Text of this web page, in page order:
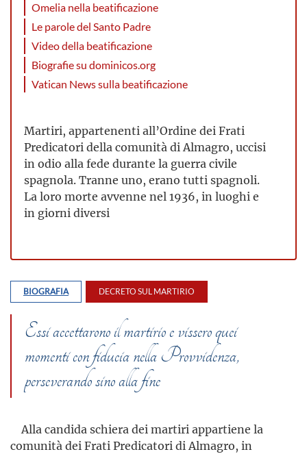
Omelia nella beatificazione
Le parole del Santo Padre
Video della beatificazione
Biografie su dominicos.org
Vatican News sulla beatificazione
Martiri, appartenenti all’Ordine dei Frati
Predicatori della comunità di Almagro, uccisi
in odio alla fede durante la guerra civile
spagnola. Tranne uno, erano tutti spagnoli.
La loro morte avvenne nel 1936, in luoghi e
in giorni diversi
BIOGRAFIA DECRETO SUL MARTIRIO
Essi accettarono il martirio e vissero quei
momenti con fiducia nella Provvidenza,
perseverando sino alla fine
Alla candida schiera dei martiri appartiene la
comunità dei Frati Predicatori di Almagro, in